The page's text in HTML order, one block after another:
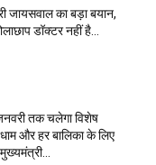
जायसवाल का बड़ा बयान,
डॉक्टर नहीं है…
तक चलेगा विशेष
और हर बालिका के लिए